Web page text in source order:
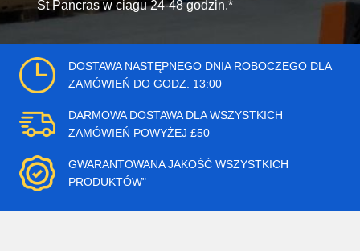
St Pancras w ciagu 24-48 godzin.*
DOSTAWA NASTĘPNEGO DNIA ROBOCZEGO DLA
ZAMÓWIEŃ DO GODZ. 13:00
DARMOWA DOSTAWA DLA WSZYSTKICH
ZAMÓWIEŃ POWYŻEJ £50
GWARANTOWANA JAKOŚĆ WSZYSTKICH
PRODUKTÓW"